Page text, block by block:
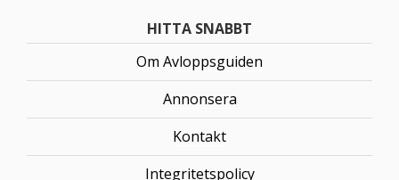
HITTA SNABBT
Om Avloppsguiden
Annonsera
Kontakt
Integritetspolicy